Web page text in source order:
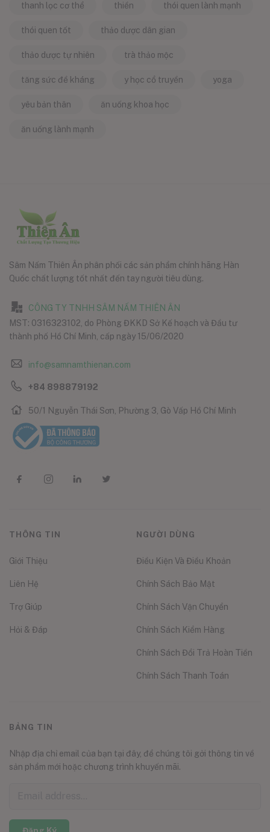
thanh lọc cơ thể thiền thói quen lành mạnh
thói quen tốt thảo dược dân gian
thảo dược tự nhiên trà thảo mộc
tăng sức đề kháng y học cổ truyền yoga
yêu bản thân ăn uống khoa học
ăn uống lành mạnh
Sâm Nấm Thiên Ân phân phối các sản phẩm chính hãng Hàn
Quốc chất lượng tốt nhất đến tay người tiêu dùng.
CÔNG TY TNHH SÂM NẤM THIÊN ÂN
MST: 0316323102, do Phòng ĐKKD Sở Kế hoạch và Đầu tư
thành phố Hồ Chí Minh, cấp ngày 15/06/2020
info@samnamthienan.com
+84 898879192
50/1 Nguyễn Thái Sơn, Phường 3, Gò Vấp Hồ Chí Minh
THÔNG TIN
Giới Thiệu
Liên Hệ
Trợ Giúp
Hỏi & Đáp
NGƯỜI DÙNG
Điều Kiện Và Điều Khoản
Chính Sách Bảo Mật
Chính Sách Vận Chuyển
Chính Sách Kiểm Hàng
Chính Sách Đổi Trả Hoàn Tiền
Chính Sách Thanh Toán
BẢNG TIN
Nhập địa chỉ email của bạn tại đây, để chúng tôi gởi thông tin về
sản phẩm mới hoặc chương trình khuyến mãi.